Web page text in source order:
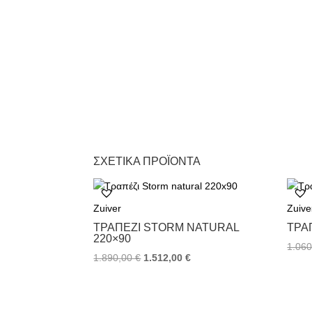
ΣΧΕΤΙΚΆ ΠΡΟΪΌΝΤΑ
Zuiver
ΤΡΑΠΈΖΙ STORM NATURAL
220×90
1.890,00€ 1.512,00€